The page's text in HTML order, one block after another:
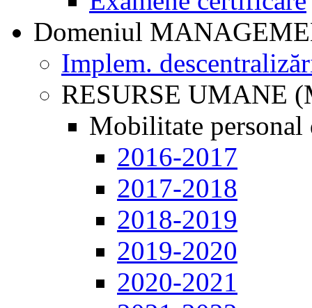
Domeniul
Implem.
RESURSE UMANE
Mobilitate personal
2016-2017
2017-2018
2018-2019
2019-2020
2020-2021